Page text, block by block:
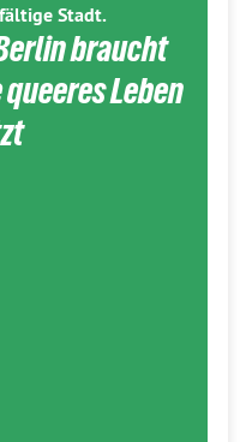
Stadt.
braucht
Leben